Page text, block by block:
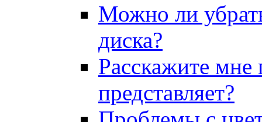
Можно ли
диска?
Расскажите мне
представляет?